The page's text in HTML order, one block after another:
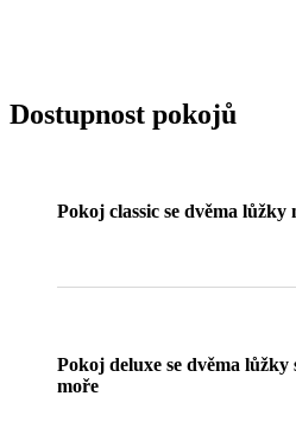
Dostupnost pokojů
Pokoj classic se dvěma
Pokoj deluxe se dvěma lůžky
moře